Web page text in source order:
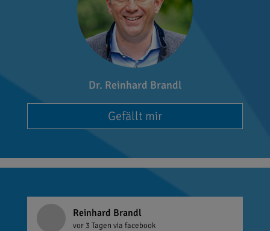
Dr. Reinhard Brandl
Gefällt mir
Reinhard Brandl
vor 3 Tagen via facebook